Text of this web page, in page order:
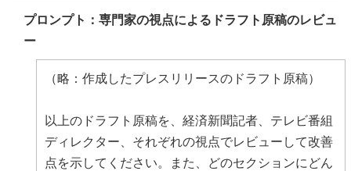
プロンプト：専門家の視点によるドラフト原稿のレビュ
ー
（略：作成したプレスリリースのドラフト原稿）
以上のドラフト原稿を、経済新聞記者、テレビ番組
ディレクター、それぞれの視点でレビューして改善
点を示してください。また、どのセクションにどん